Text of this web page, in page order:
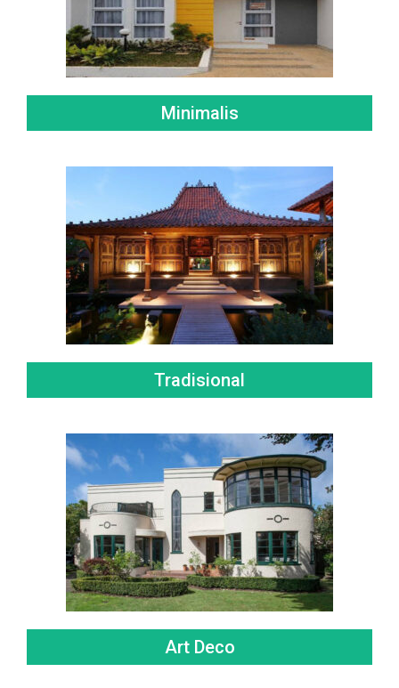
Minimalis
Tradisional
Art Deco